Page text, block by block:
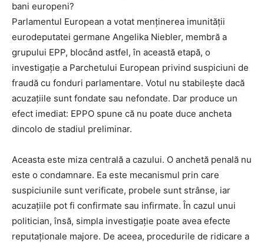
bani europeni?
Parlamentul European a votat menținerea imunității
eurodeputatei germane Angelika Niebler, membră a
grupului EPP, blocând astfel, în această etapă, o
investigație a Parchetului European privind suspiciuni de
fraudă cu fonduri parlamentare. Votul nu stabilește dacă
acuzațiile sunt fondate sau nefondate. Dar produce un
efect imediat: EPPO spune că nu poate duce ancheta
dincolo de stadiul preliminar.
Aceasta este miza centrală a cazului. O anchetă penală nu
este o condamnare. Ea este mecanismul prin care
suspiciunile sunt verificate, probele sunt strânse, iar
acuzațiile pot fi confirmate sau infirmate. În cazul unui
politician, însă, simpla investigație poate avea efecte
reputaționale majore. De aceea, procedurile de ridicare a